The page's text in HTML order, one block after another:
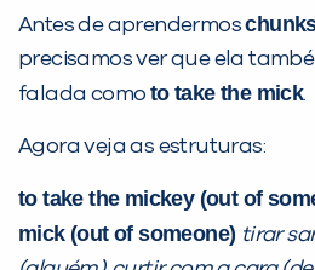
Antes de aprendermos
precisamos ver que ela
falada como to take the mick.
Agora veja as estruturas:
to take the mickey (out of
mick (out of someone) tirar
Você é aluno inFlux?
Não